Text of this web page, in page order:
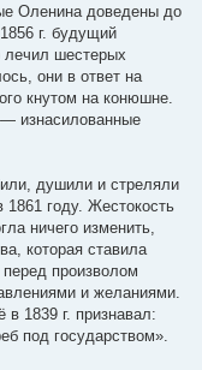
Оленина доведены до
г. будущий
лечил шестерых
они в ответ на
кнутом на конюшне.
изнасилованные
душили и стреляли
1861 году. Жестокость
ничего изменить,
которая ставила
произволом
и желаниями.
1839 г. признавал:
под государством».